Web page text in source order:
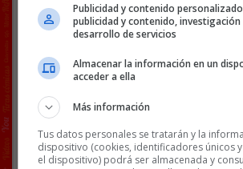
Si Juan Ramón tuviera hijos con
McQueen…
Facebook
Twitter
WhatsApp
Gmail
Copy
Link
Publicidad y contenido
publicidad y contenido, investigación
desarrollo de servicios
Almacenar la información en un
acceder a ella
Más información
Tus datos personales se tratarán y la
dispositivo (cookies, identificadores únicos
el dispositivo) podrá ser almacenada y